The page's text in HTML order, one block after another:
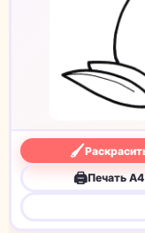
🖌
🖨Печать A4